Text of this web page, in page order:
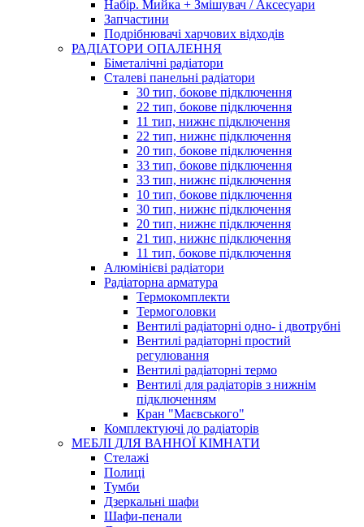
Набір. Мийка + Змішувач / Аксесуари
Запчастини
Подрібнювачі харчових відходів
РАДІАТОРИ ОПАЛЕННЯ
Біметалічні радіатори
Сталеві панельні радіатори
30 тип, бокове підключення
22 тип, бокове підключення
11 тип, нижнє підключення
22 тип, нижнє підключення
20 тип, бокове підключення
33 тип, бокове підключення
33 тип, нижнє підключення
10 тип, бокове підключення
30 тип, нижнє підключення
20 тип, нижнє підключення
21 тип, нижнє підключення
11 тип, бокове підключення
Алюмінієві радіатори
Радіаторна арматура
Термокомплекти
Термоголовки
Вентилі радіаторні одно- і двотрубні
Вентилі радіаторні простий
регулювання
Вентилі радіаторні термо
Вентилі для радіаторів з нижнім
підключенням
Кран "Маєвського"
Комплектуючі до радіаторів
МЕБЛІ ДЛЯ ВАННОЇ КІМНАТИ
Стелажі
Полиці
Тумби
Дзеркальні шафи
Шафи-пенали